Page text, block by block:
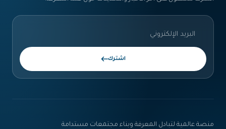
اشترك
منصة عالمية لتبادل المعرفة وبناء مجتمعات مستدامة